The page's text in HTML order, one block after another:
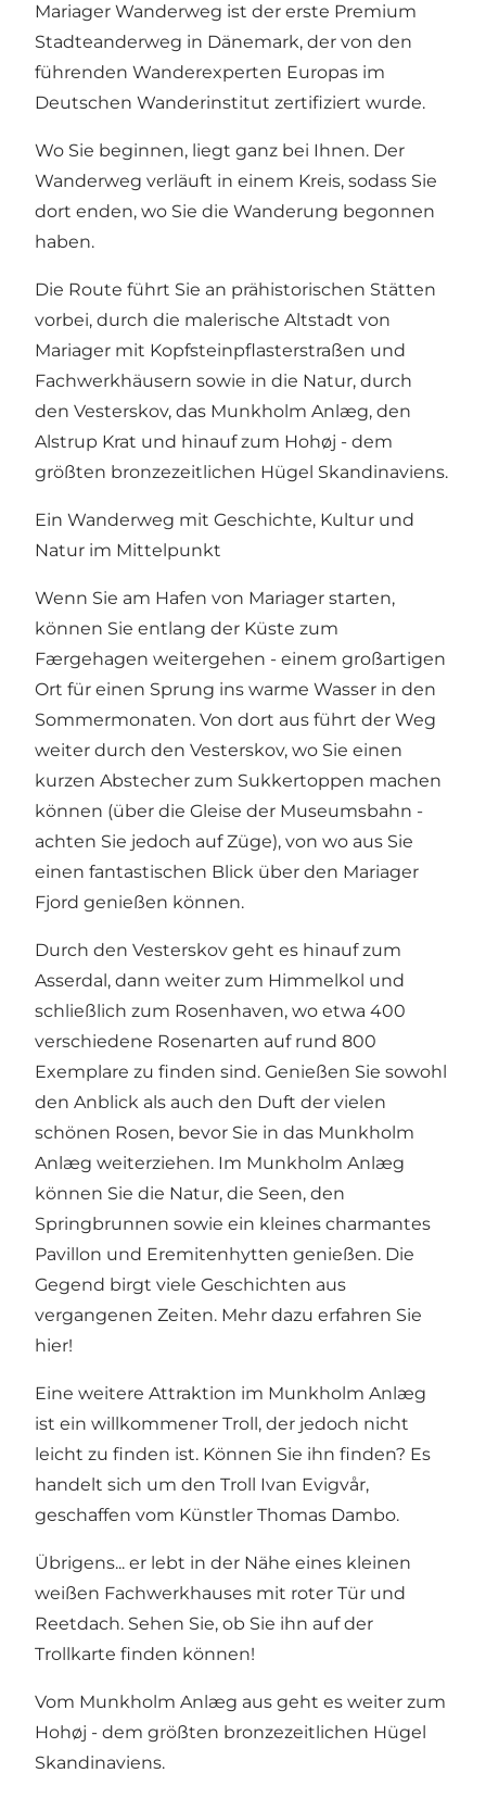
Mariager Wanderweg ist der erste Premium
Stadteanderweg in Dänemark, der von den
führenden Wanderexperten Europas im
Deutschen Wanderinstitut zertifiziert wurde.
Wo Sie beginnen, liegt ganz bei Ihnen. Der
Wanderweg verläuft in einem Kreis, sodass Sie
dort enden, wo Sie die Wanderung begonnen
haben.
Die Route führt Sie an prähistorischen Stätten
vorbei, durch die malerische Altstadt von
Mariager mit Kopfsteinpflasterstraßen und
Fachwerkhäusern sowie in die Natur, durch
den Vesterskov, das Munkholm Anlæg, den
Alstrup Krat und hinauf zum Hohøj - dem
größten bronzezeitlichen Hügel Skandinaviens.
Ein Wanderweg mit Geschichte, Kultur und
Natur im Mittelpunkt
Wenn Sie am Hafen von Mariager starten,
können Sie entlang der Küste zum
Færgehagen weitergehen - einem großartigen
Ort für einen Sprung ins warme Wasser in den
Sommermonaten. Von dort aus führt der Weg
weiter durch den Vesterskov, wo Sie einen
kurzen Abstecher zum Sukkertoppen machen
können (über die Gleise der Museumsbahn -
achten Sie jedoch auf Züge), von wo aus Sie
einen fantastischen Blick über den Mariager
Fjord genießen können.
Durch den Vesterskov geht es hinauf zum
Asserdal, dann weiter zum Himmelkol und
schließlich zum Rosenhaven, wo etwa 400
verschiedene Rosenarten auf rund 800
Exemplare zu finden sind. Genießen Sie sowohl
den Anblick als auch den Duft der vielen
schönen Rosen, bevor Sie in das Munkholm
Anlæg weiterziehen. Im Munkholm Anlæg
können Sie die Natur, die Seen, den
Springbrunnen sowie ein kleines charmantes
Pavillon und Eremitenhytten genießen. Die
Gegend birgt viele Geschichten aus
vergangenen Zeiten. Mehr dazu erfahren Sie
hier!
Eine weitere Attraktion im Munkholm Anlæg
ist ein willkommener Troll, der jedoch nicht
leicht zu finden ist. Können Sie ihn finden? Es
handelt sich um den Troll Ivan Evigvår,
geschaffen vom Künstler Thomas Dambo.
Übrigens... er lebt in der Nähe eines kleinen
weißen Fachwerkhauses mit roter Tür und
Reetdach. Sehen Sie, ob Sie ihn auf der
Trollkarte finden können!
Vom Munkholm Anlæg aus geht es weiter zum
Hohøj - dem größten bronzezeitlichen Hügel
Skandinaviens.